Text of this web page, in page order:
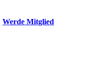
Werde Mitglied